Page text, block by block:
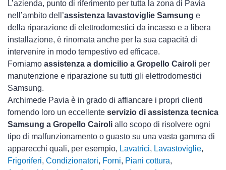
L’azienda, punto di riferimento per tutta la zona di Pavia
nell’ambito dell’assistenza lavastoviglie Samsung e
della riparazione di elettrodomestici da incasso e a libera
installazione, è rinomata anche per la sua capacità di
intervenire in modo tempestivo ed efficace.
Forniamo assistenza a domicilio a Gropello Cairoli per
manutenzione e riparazione su tutti gli elettrodomestici
Samsung.
Archimede Pavia è in grado di affiancare i propri clienti
fornendo loro un eccellente servizio di assistenza tecnica
Samsung a Gropello Cairoli allo scopo di risolvere ogni
tipo di malfunzionamento o guasto su una vasta gamma di
apparecchi quali, per esempio, Lavatrici, Lavastoviglie,
Frigoriferi, Condizionatori, Forni, Piani cottura,